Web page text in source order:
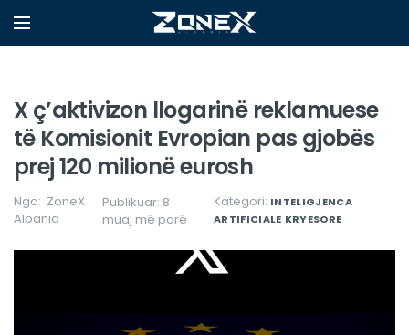
X ç’aktivizon llogarinë reklamuese
të Komisionit Evropian pas gjobës
prej 120 milionë eurosh
Nga: ZoneX
Albania
Publikuar: 8
muaj më parë
Kategori: INTELIGJENCA
ARTIFICIALE KRYESORE